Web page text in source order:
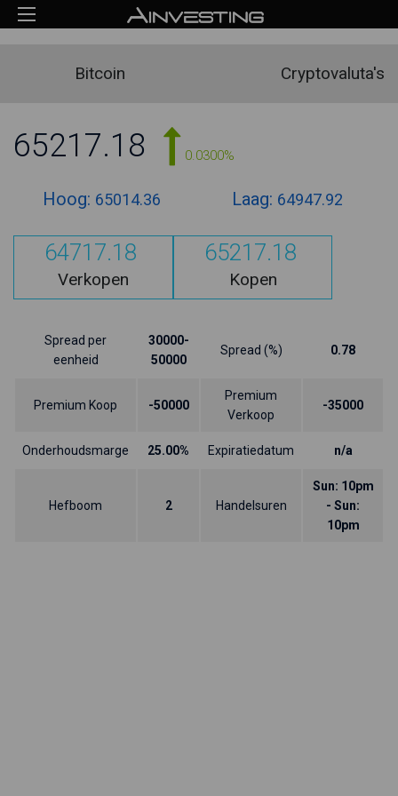
Bitcoin Cryptovaluta's
65217.18 0.0300%
Hoog: 65014.36 Laag: 64947.92
64717.18
Verkopen
65217.18
Kopen
Spread per
eenheid
30000-
50000
Spread (%) 0.78
Premium Koop -50000
Premium
Verkoop
-35000
Onderhoudsmarge 25.00% Expiratiedatum n/a
Hefboom 2 Handelsuren
Sun: 10pm
- Sun:
10pm